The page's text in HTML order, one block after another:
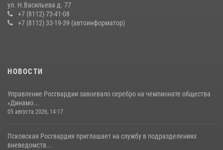
сутки пресекли в областном центре серию краж
22 июля 2026, 10:19
16 июля 2026, 10:24
ул. Н.Васильева д. 77
+7 (8112) 73-41-08
+7 (8112) 33-19-39 (автоинформатор)
НОВОСТИ
Управление Росгвардии завоевало серебро на чемпионате общества
«Динамо...
05 августа 2026, 14:17
Псковская Росгвардия приглашает на службу в подразделениях
вневедомств...